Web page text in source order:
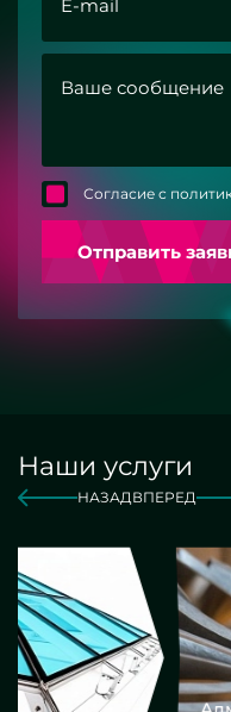
Согласие с
Отправить
Наши услуги
НАЗАДВПЕРЕД